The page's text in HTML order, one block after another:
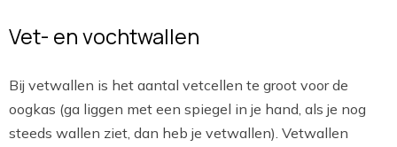
Vet- en vochtwallen
Bij vetwallen is het aantal vetcellen te groot voor de
oogkas (ga liggen met een spiegel in je hand, als je nog
steeds wallen ziet, dan heb je vetwallen). Vetwallen